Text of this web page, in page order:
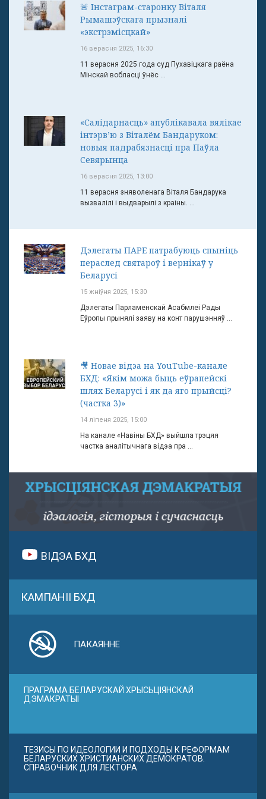
🚨 Інстаграм-старонку Віталя
Рымашэўскага прызналі
«экстрэмісцкай»
16 верасня 2025, 16:30
11 верасня 2025 года суд Пухавіцкага раёна
Мінскай вобласці ўнёс ...
«Салідарнасць» апублікавала вялікае
інтэрв’ю з Віталём Бандаруком:
новыя падрабязнасці пра Паўла
Севярынца
16 верасня 2025, 13:00
11 верасня зняволенага Віталя Бандарука
вызвалілі і выдварылі з краіны. ...
Дэлегаты ПАРЕ патрабуюць спыніць
пераслед святароў і вернікаў у
Беларусі
15 жніўня 2025, 15:30
Дэлегаты Парламенскай Асабмлеі Рады
Еўропы прынялі заяву на конт парушэнняў ...
🎥 Новае відэа на YouTube-канале
БХД: «Якім можа быць еўрапейскі
шлях Беларусі і як да яго прыйсці?
(частка 3)»
14 ліпеня 2025, 15:00
На канале «Навіны БХД» выйшла трэцяя
частка аналітычнага відэа пра ...
ВІДЭА БХД
КАМПАНІІ БХД
ПАКАЯННЕ
ПРАГРАМА БЕЛАРУСКАЙ ХРЫСЬЦІЯНСКАЙ
ДЭМАКРАТЫІ
ТЕЗИСЫ ПО ИДЕОЛОГИИ И ПОДХОДЫ К РЕФОРМАМ
БЕЛАРУСКИХ ХРИСТИАНСКИХ ДЕМОКРАТОВ.
СПРАВОЧНИК ДЛЯ ЛЕКТОРА